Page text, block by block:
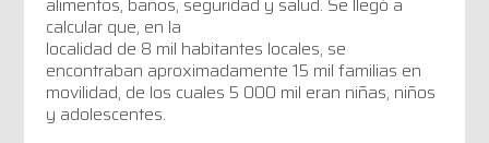
calcular que, en la
localidad de 8 mil habitantes locales, se
encontraban aproximadamente 15 mil familias en
movilidad, de los cuales 5 000 mil eran niñas, niños
y adolescentes.